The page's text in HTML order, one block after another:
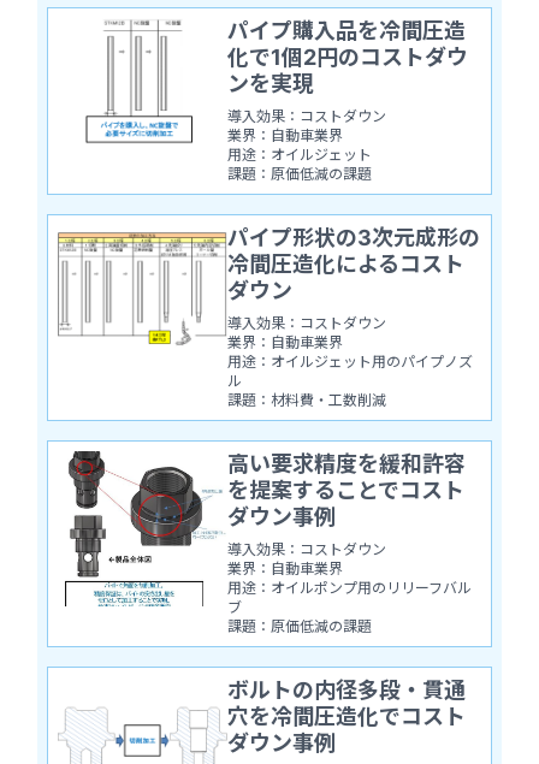
パイプ購入品を冷間圧造
化で1個2円のコストダウ
ンを実現
導入効果：コストダウン
業界：自動車業界
用途：オイルジェット
課題：原価低減の課題
パイプ形状の3次元成形の
冷間圧造化によるコスト
ダウン
導入効果：コストダウン
業界：自動車業界
用途：オイルジェット用のパイプノズ
ル
課題：材料費・工数削減
高い要求精度を緩和許容
を提案することでコスト
ダウン事例
導入効果：コストダウン
業界：自動車業界
用途：オイルポンプ用のリリーフバル
ブ
課題：原価低減の課題
ボルトの内径多段・貫通
穴を冷間圧造化でコスト
ダウン事例